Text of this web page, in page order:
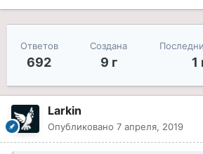
Ответов
692
Создана
9 г 1
Larkin
Опубликовано 7 апреля, 2019